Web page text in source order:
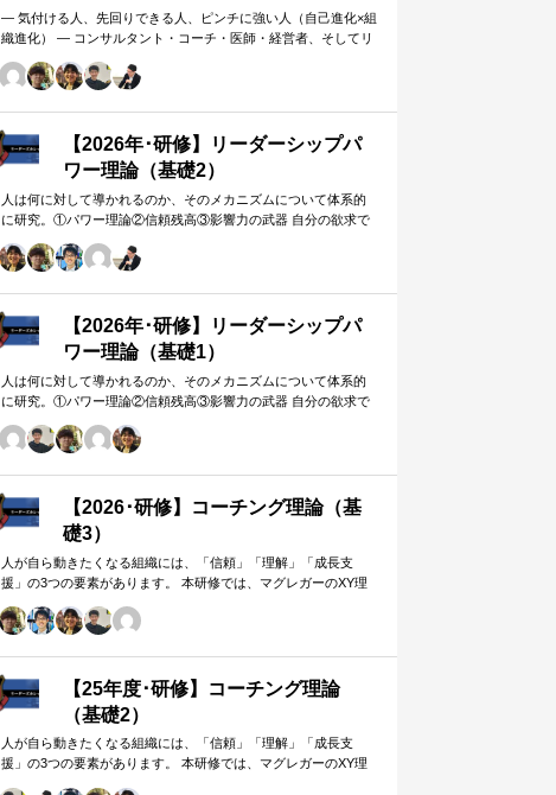
― 気付ける人、先回りできる人、ピンチに強い人（自己進化×組
織進化） ― コンサルタント・コーチ・医師・経営者、そしてリ
【2026年･研修】リーダーシップパ
ワー理論（基礎2）
人は何に対して導かれるのか、そのメカニズムについて体系的
に研究。①パワー理論②信頼残高③影響力の武器 自分の欲求で
【2026年･研修】リーダーシップパ
ワー理論（基礎1）
人は何に対して導かれるのか、そのメカニズムについて体系的
に研究。①パワー理論②信頼残高③影響力の武器 自分の欲求で
【2026･研修】コーチング理論（基
礎3）
人が自ら動きたくなる組織には、「信頼」「理解」「成長支
援」の3つの要素があります。 本研修では、マグレガーのXY理
「人はなぜ動くのか」「どうすれば自ら動くようになるのか」
顧客対応の難航など）を、“人間理解”を通して紐解く実践型のプ
ログラムです。
【25年度･研修】コーチング理論
（基礎2）
人が自ら動きたくなる組織には、「信頼」「理解」「成長支
援」の3つの要素があります。 本研修では、マグレガーのXY理